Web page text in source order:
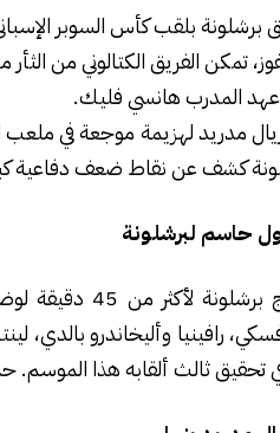
برشلونة بلقب كأس السوبر
تمكن الفريق الكتالوني من
المدرب هانسي فليك.
مدريد لهزيمة موجعة في ملعب
كشف عن نقاط ضعف دفاعية
حاسم لبرشلونة
لم يحتج
ثالث ألقابه هذا الموسم. حتى طرد